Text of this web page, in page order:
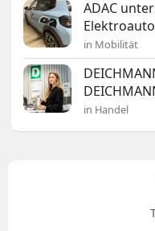
ADAC
in Mobilität
in Handel